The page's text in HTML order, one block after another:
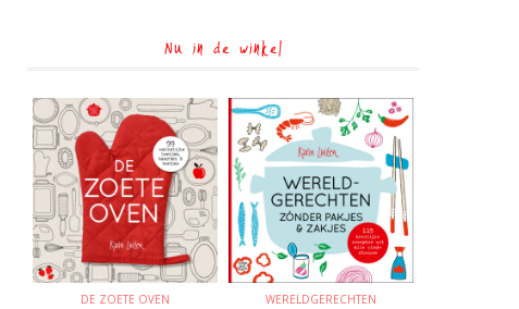
Nu in de winkel
DE ZOETE OVEN WERELDGERECHTEN